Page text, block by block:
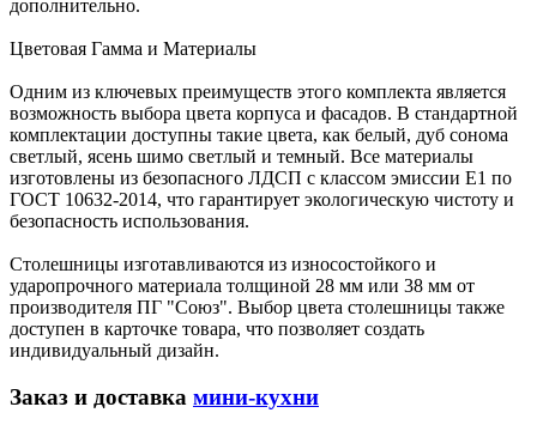
дополнительно.
Цветовая Гамма и Материалы
Одним из ключевых преимуществ этого комплекта является
возможность выбора цвета корпуса и фасадов. В стандартной
комплектации доступны такие цвета, как белый, дуб сонома
светлый, ясень шимо светлый и темный. Все материалы
изготовлены из безопасного ЛДСП с классом эмиссии Е1 по
ГОСТ 10632-2014, что гарантирует экологическую чистоту и
безопасность использования.
Столешницы изготавливаются из износостойкого и
ударопрочного материала толщиной 28 мм или 38 мм от
производителя ПГ "Союз". Выбор цвета столешницы также
доступен в карточке товара, что позволяет создать
индивидуальный дизайн.
Заказ и доставка мини-кухни